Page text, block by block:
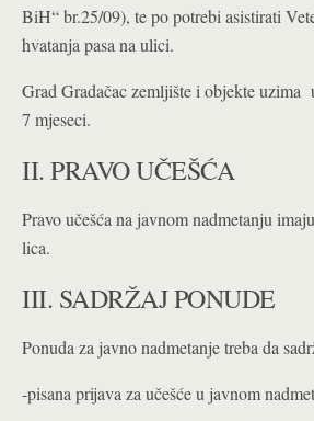
BiH“ br.25/09), te po potrebi asistirati
hvatanja pasa na ulici.
Grad Gradačac zemljište i objekte uzima
7 mjeseci.
II. PRAVO UČEŠĆA
Pravo učešća na javnom nadmetanju
lica.
III. SADRŽAJ PONUDE
Ponuda za javno nadmetanje treba da
-pisana prijava za učešće u javnom